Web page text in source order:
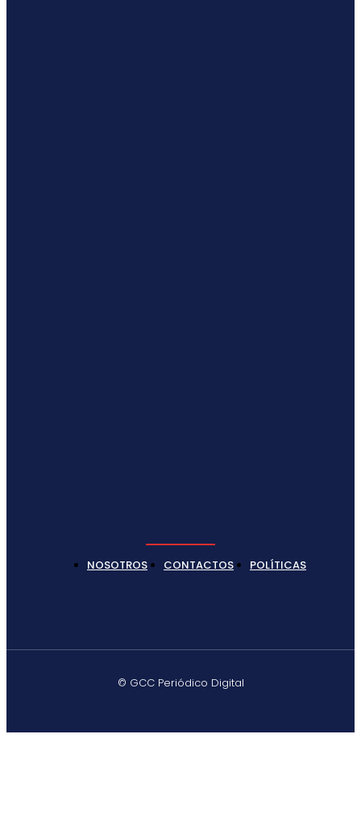
NOSOTROS CONTACTOS POLÍTICAS
© GCC Periódico Digital